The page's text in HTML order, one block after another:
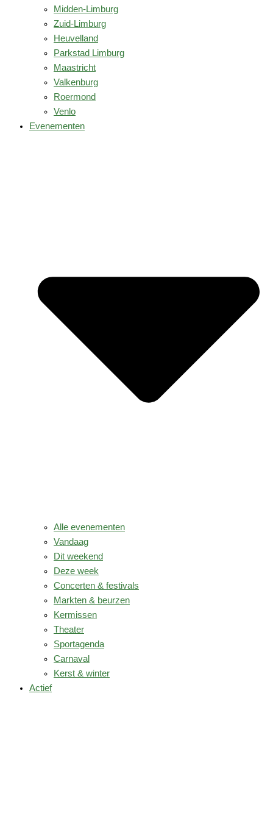
Midden-Limburg
Zuid-Limburg
Heuvelland
Parkstad Limburg
Maastricht
Valkenburg
Roermond
Venlo
Evenementen
Alle evenementen
Vandaag
Dit weekend
Deze week
Concerten & festivals
Markten & beurzen
Kermissen
Theater
Sportagenda
Carnaval
Kerst & winter
Actief